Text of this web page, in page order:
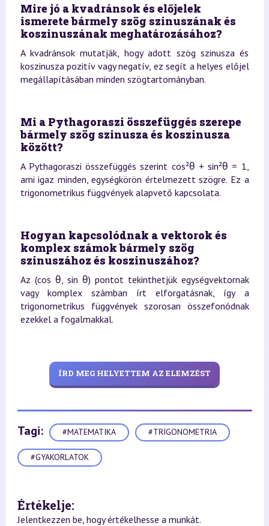
Mire jó a kvadránsok és előjelek
ismerete bármely szög szinuszának és
koszinuszának meghatározásához?
A kvadránsok mutatják, hogy adott szög szinusza és
koszinusza pozitív vagy negatív, ez segít a helyes előjel
megállapításában minden szögtartományban.
Mi a Pythagoraszi összefüggés szerepe
bármely szög szinusza és koszinusza
között?
A Pythagoraszi összefüggés szerint cos²θ + sin²θ = 1,
ami igaz minden, egységkörön értelmezett szögre. Ez a
trigonometrikus függvények alapvető kapcsolata.
Hogyan kapcsolódnak a vektorok és
komplex számok bármely szög
szinuszához és koszinuszához?
Az (cos θ, sin θ) pontot tekinthetjük egységvektornak
vagy komplex számban írt elforgatásnak, így a
trigonometrikus függvények szorosan összefonódnak
ezekkel a fogalmakkal.
ÍRD MEG HELYETTEM AZ ELEMZÉST
Tagi: #MATEMATIKA #TRIGONOMETRIA
#GYAKORLATOK
Értékelje:
Jelentkezzen be, hogy értékelhesse a munkát.